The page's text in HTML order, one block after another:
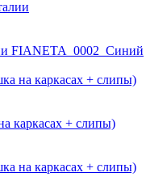
FIANETA_0002_Синий
каркасах + слипы)